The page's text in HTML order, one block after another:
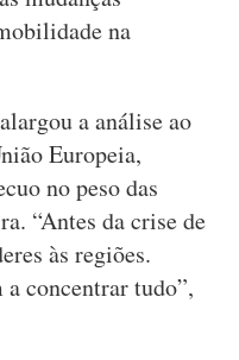
na
a análise ao
Europeia,
no peso das
“Antes da crise de
às regiões.
concentrar tudo”,